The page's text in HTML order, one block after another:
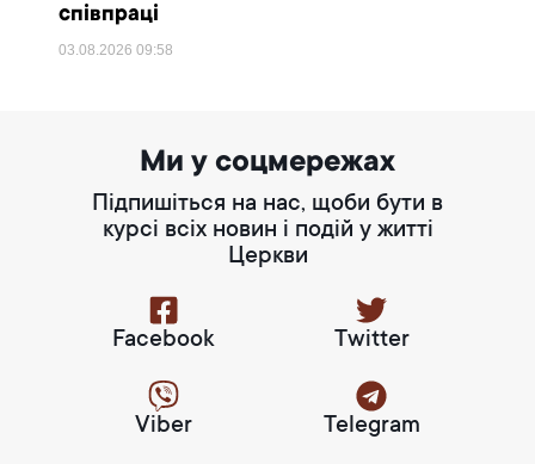
співпраці
03.08.202609:58
Ми у соцмережах
Підпишіться на нас, щоби бути в
курсі всіх новин і подій у житті
Церкви
Facebook Twitter
Viber Telegram